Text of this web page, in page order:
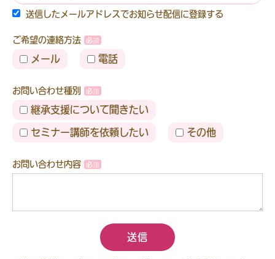
送信したメールアドレスでお知らせ配信に登録する
ご希望の連絡方法
メール 電話
お問い合わせ種別
継承支援について聞きたい
セミナー講師を依頼したい その他
お問い合わせ内容
送信